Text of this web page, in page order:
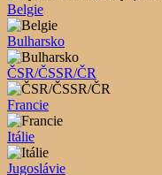
Belgie
Bulharsko
ČSR/ČSSR/ČR
Francie
Itálie
Jugoslávie